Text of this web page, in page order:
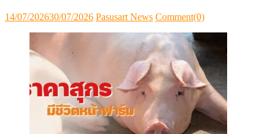
Posted
14/07/202630/07/2026 Author
Pasusart News Comment(0)